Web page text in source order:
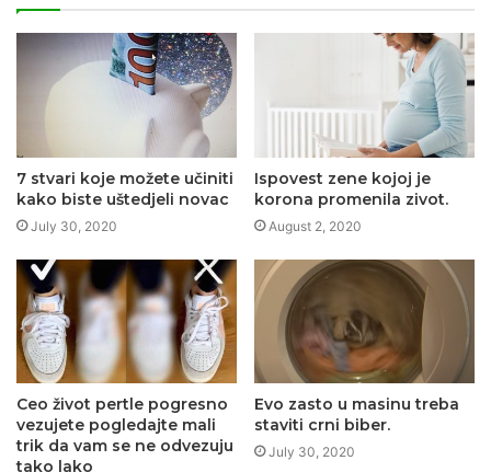
7 stvari koje možete učiniti
kako biste uštedjeli novac
July 30, 2020
Ispovest zene kojoj je
korona promenila zivot.
August 2, 2020
Ceo život pertle pogresno
vezujete pogledajte mali
trik da vam se ne odvezuju
tako lako
Evo zasto u masinu treba
staviti crni biber.
July 30, 2020